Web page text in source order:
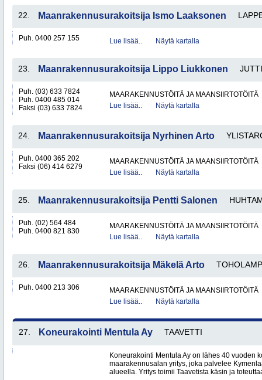
22. Maanrakennusurakoitsija Ismo Laaksonen
Puh. 0400 257 155 Lue lisää.. Näytä kartalla
23. Maanrakennusurakoitsija Lippo Liukkonen
Puh. (03) 633 7824
Puh. 0400 485 014
Faksi (03) 633 7824
MAARAKENNUSTÖITÄ JA MAANSIIRTOTÖITÄ
Lue lisää..
Näytä kartalla
24. Maanrakennusurakoitsija Nyrhinen Arto
Puh. 0400 365 202
Faksi (06) 414 6279
MAARAKENNUSTÖITÄ JA MAANSIIRTOTÖITÄ
Lue lisää..
Näytä kartalla
25. Maanrakennusurakoitsija Pentti Salonen
Puh. (02) 564 484
Puh. 0400 821 830
MAARAKENNUSTÖITÄ JA MAANSIIRTOTÖITÄ
Lue lisää..
Näytä kartalla
26. Maanrakennusurakoitsija Mäkelä Arto
Puh. 0400 213 306
MAARAKENNUSTÖITÄ JA MAANSIIRTOTÖITÄ
Lue lisää..
Näytä kartalla
27. Koneurakointi Mentula Ay TAAVETTI
Koneurakointi Mentula Ay on lähes 40 vuoden
maarakennusalan yritys, joka palvelee
alueella. Yritys toimii Taavetista käsin ja